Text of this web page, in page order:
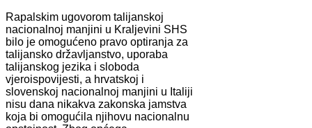
Rapalskim ugovorom talijanskoj
nacionalnoj manjini u Kraljevini SHS
bilo je omogućeno pravo optiranja za
talijansko državljanstvo, uporaba
talijanskog jezika i sloboda
vjeroispovijesti, a hrvatskoj i
slovenskoj nacionalnoj manjini u Italiji
nisu dana nikakva zakonska jamstva
koja bi omogućila njihovu nacionalnu